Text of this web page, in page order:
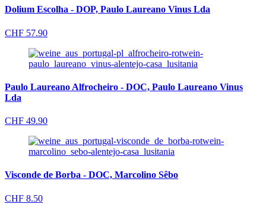
Dolium Escolha - DOP, Paulo Laureano Vinus Lda
CHF 57.90
Paulo Laureano Alfrocheiro - DOC, Paulo Laureano Vinus
Lda
CHF 49.90
Visconde de Borba - DOC, Marcolino Sêbo
CHF 8.50